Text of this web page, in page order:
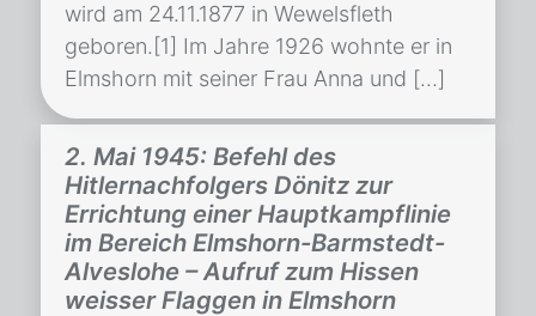
wird am 24.11.1877 in Wewelsfleth
geboren.[1] Im Jahre 1926 wohnte er in
Elmshorn mit seiner Frau Anna und […]
2. Mai 1945: Befehl des
Hitlernachfolgers Dönitz zur
Errichtung einer Hauptkampflinie
im Bereich Elmshorn-Barmstedt-
Alveslohe – Aufruf zum Hissen
weisser Flaggen in Elmshorn